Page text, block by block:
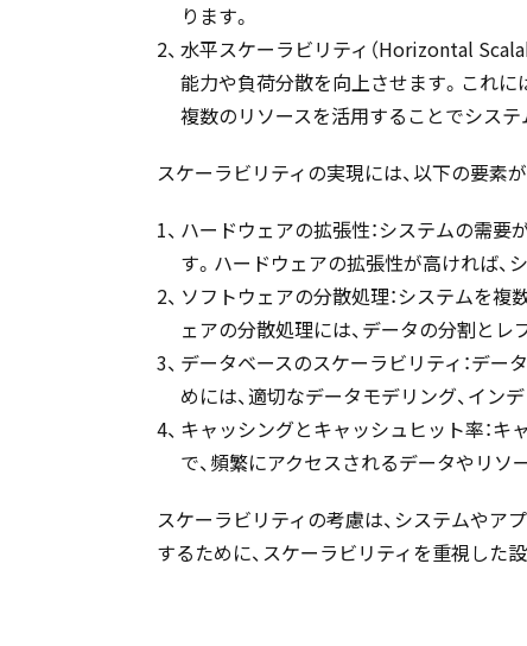
ります。
水平スケーラビリティ（Horizontal
能力や負荷分散を向上させます。これに
複数のリソースを活用することでシス
スケーラビリティの実現には、以下の要素が
ハードウェアの拡張性：システムの需要
す。ハードウェアの拡張性が高ければ、
ソフトウェアの分散処理：システムを
ェアの分散処理には、データの分割とレ
データベースのスケーラビリティ：デ
めには、適切なデータモデリング、イン
キャッシングとキャッシュヒット率：
で、頻繁にアクセスされるデータやリソ
スケーラビリティの考慮は、システムや
するために、スケーラビリティを重視した